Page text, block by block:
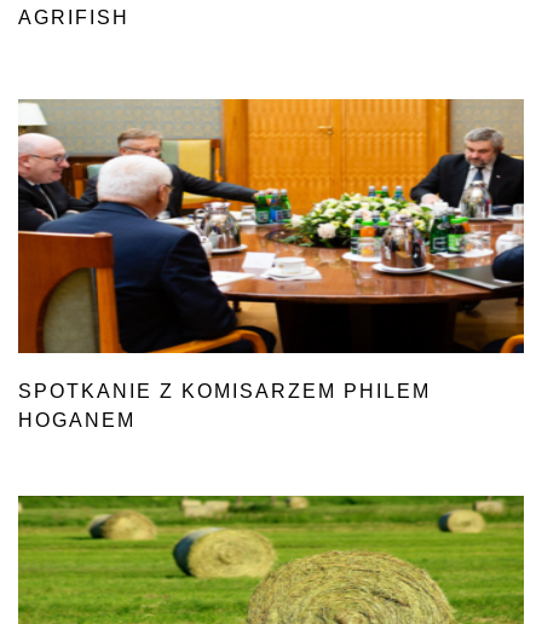
AGRIFISH
SPOTKANIE Z KOMISARZEM PHILEM
HOGANEM